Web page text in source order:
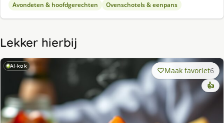
Avondeten & hoofdgerechten Ovenschotels & eenpans
Lekker hierbij
AI-kok Maak favoriet6
👍